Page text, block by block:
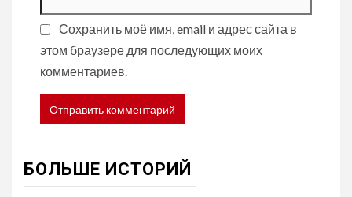
Сохранить моё имя, email и адрес сайта в
этом браузере для последующих моих
комментариев.
БОЛЬШЕ ИСТОРИЙ